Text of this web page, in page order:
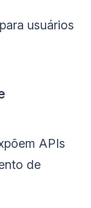
usuários
APIs
de